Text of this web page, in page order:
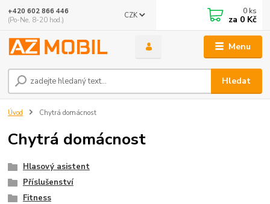
Menu
CZK
Hledat
+420 602 866 446
(Po-Ne, 8-20 hod.)
0 ks
za 0 Kč
Úvod Chytrá domácnost
Chytrá domácnost
Hlasový asistent
Příslušenství
Fitness